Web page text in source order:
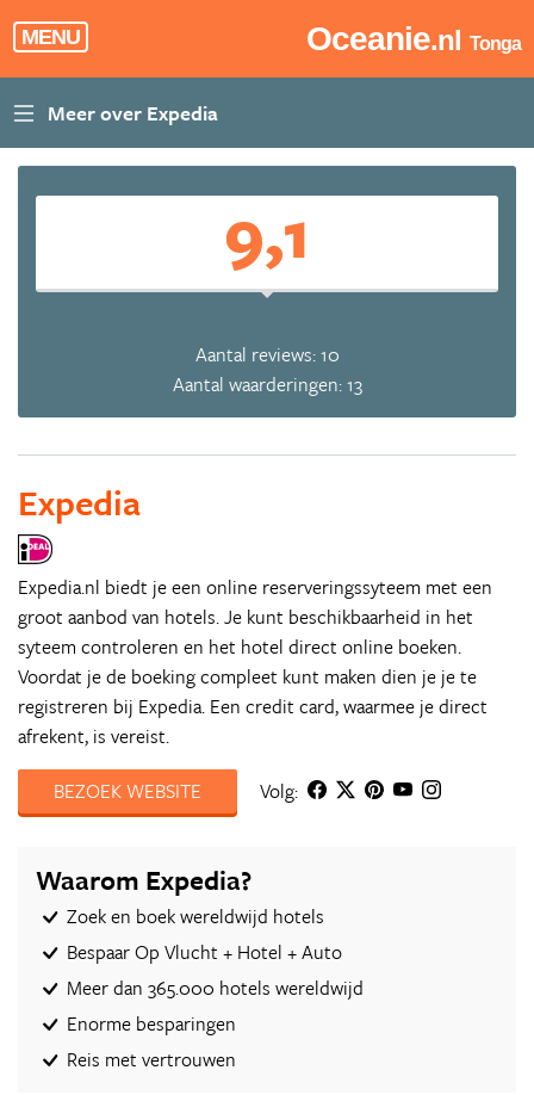
MENU Oceanie.nl Tonga
9,1
Aantal reviews: 10
Aantal waarderingen: 13
Expedia
Expedia.nl biedt je een online reserveringssyteem met een
groot aanbod van hotels. Je kunt beschikbaarheid in het
syteem controleren en het hotel direct online boeken.
Voordat je de boeking compleet kunt maken dien je je te
registreren bij Expedia. Een credit card, waarmee je direct
afrekent, is vereist.
BEZOEK WEBSITE
Volg:
Waarom Expedia?
Zoek en boek wereldwijd hotels
Bespaar Op Vlucht + Hotel + Auto‎
Meer dan 365.000 hotels wereldwijd
Enorme besparingen
Reis met vertrouwen